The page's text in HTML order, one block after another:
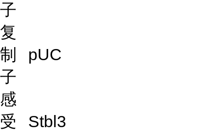
子
复
制
子
pUC
感
受
Stbl3